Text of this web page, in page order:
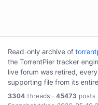
Read-only archive of
the TorrentPier tracker
live forum was retired,
supporting file from its
3304 threads · 45473 posts